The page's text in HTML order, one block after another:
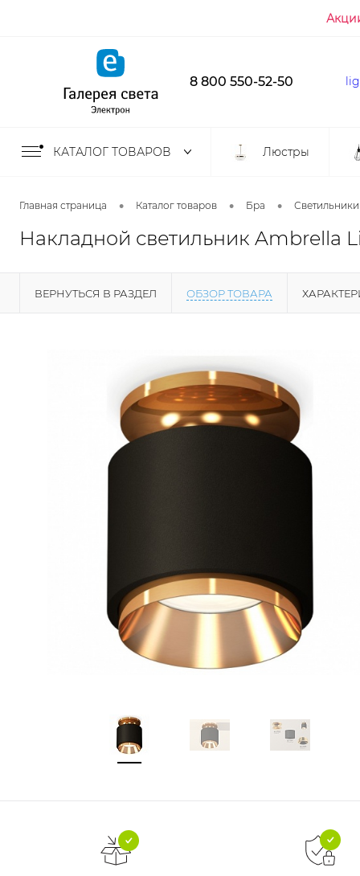
8 800 550-52-50
КАТАЛОГ ТОВАРОВ Люстры
Главная страница • Каталог товаров • Бра •
Накладной светильник Ambrella
ВЕРНУТЬСЯ В РАЗДЕЛ ОБЗОР ТОВАРА